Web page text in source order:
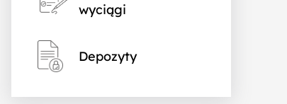
wyciągi
Depozyty